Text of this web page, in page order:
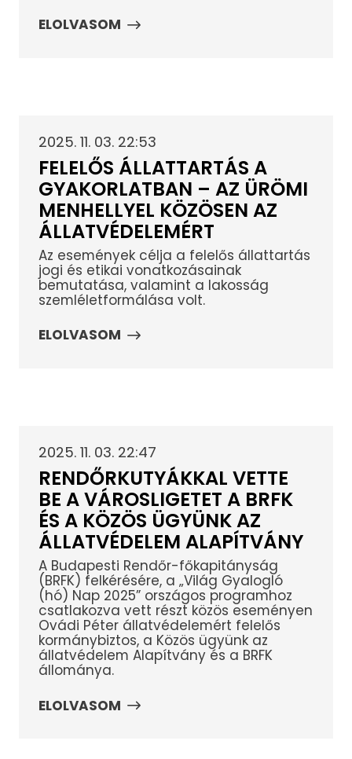
ELOLVASOM
2025. 11. 03. 22:53
FELELŐS ÁLLATTARTÁS A
GYAKORLATBAN – AZ ÜRÖMI
MENHELLYEL KÖZÖSEN AZ
ÁLLATVÉDELEMÉRT
Az események célja a felelős állattartás
jogi és etikai vonatkozásainak
bemutatása, valamint a lakosság
szemléletformálása volt.
ELOLVASOM
2025. 11. 03. 22:47
RENDŐRKUTYÁKKAL VETTE
BE A VÁROSLIGETET A BRFK
ÉS A KÖZÖS ÜGYÜNK AZ
ÁLLATVÉDELEM ALAPÍTVÁNY
A Budapesti Rendőr-főkapitányság
(BRFK) felkérésére, a „Világ Gyalogló
(hó) Nap 2025” országos programhoz
csatlakozva vett részt közös eseményen
Ovádi Péter állatvédelemért felelős
kormánybiztos, a Közös ügyünk az
állatvédelem Alapítvány és a BRFK
állománya.
ELOLVASOM